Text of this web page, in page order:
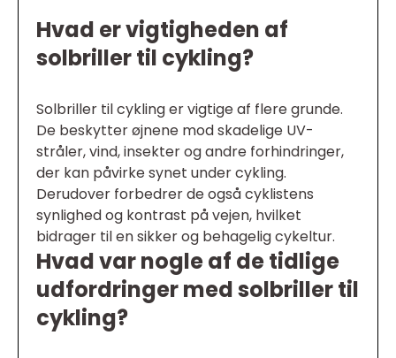
Hvad er vigtigheden af
solbriller til cykling?
Solbriller til cykling er vigtige af flere grunde.
De beskytter øjnene mod skadelige UV-
stråler, vind, insekter og andre forhindringer,
der kan påvirke synet under cykling.
Derudover forbedrer de også cyklistens
synlighed og kontrast på vejen, hvilket
bidrager til en sikker og behagelig cykeltur.
Hvad var nogle af de tidlige
udfordringer med solbriller til
cykling?